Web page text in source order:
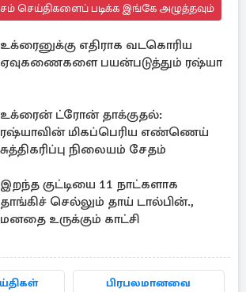
செய்திகளைப் படிக்க இங்கே அழுத்தவும்
உக்ரைனுக்கு எதிராக வடகொரிய
ஏவுகணைகளை பயன்படுத்தும் ரஷ்யா
உக்ரைன் ட்ரோன் தாக்குதல்:
ரஷ்யாவின் மிகப்பெரிய எண்ணெய்
சுத்திகரிப்பு நிலையம் சேதம்
இறந்த குட்டியை 11 நாட்களாக
தாங்கிச் செல்லும் தாய் டால்பின்.,
மனதை உருக்கும் காட்சி
பிரபலமானவை